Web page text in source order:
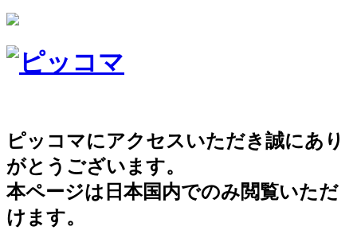
ピッコマにアクセスいただき誠にあり
がとうございます。
本ページは日本国内でのみ閲覧いただ
けます。